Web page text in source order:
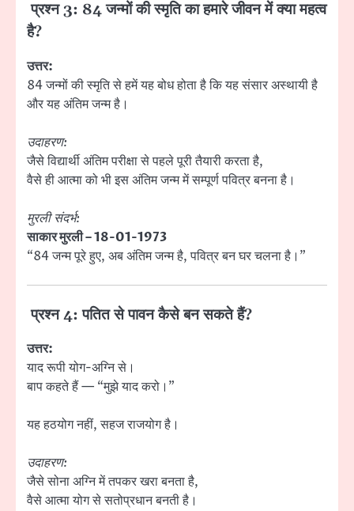
प्रश्न 3: 84 जन्मों की स्मृति का हमारे जीवन में क्या महत्व
है?
उत्तर:
84 जन्मों की स्मृति से हमें यह बोध होता है कि यह संसार अस्थायी है
और यह अंतिम जन्म है।
उदाहरण:
जैसे विद्यार्थी अंतिम परीक्षा से पहले पूरी तैयारी करता है,
वैसे ही आत्मा को भी इस अंतिम जन्म में सम्पूर्ण पवित्र बनना है।
मुरली संदर्भ:
साकार मुरली – 18-01-1973
“84 जन्म पूरे हुए, अब अंतिम जन्म है, पवित्र बन घर चलना है।”
प्रश्न 4: पतित से पावन कैसे बन सकते हैं?
उत्तर:
याद रूपी योग-अग्नि से।
बाप कहते हैं — “मुझे याद करो।”
यह हठयोग नहीं, सहज राजयोग है।
उदाहरण:
जैसे सोना अग्नि में तपकर खरा बनता है,
वैसे आत्मा योग से सतोप्रधान बनती है।